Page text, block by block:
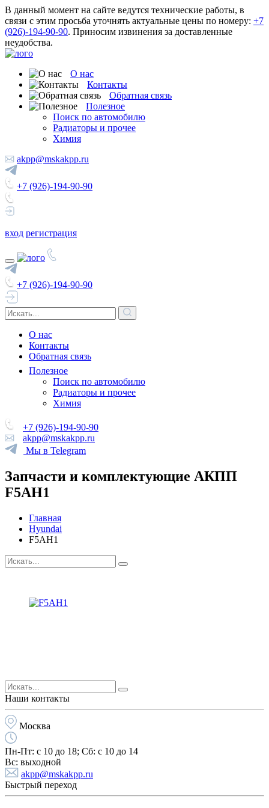
В данный момент на сайте ведутся технические работы, в
связи с этим просьба уточнять актуальные цены по номеру: +7
(926)-194-90-90. Приносим извинения за доставленные
неудобства.
О нас
Контакты
Обратная связь
Полезное
Поиск по автомобилю
Радиаторы и прочее
Химия
akpp@mskakpp.ru
+7 (926)-194-90-90
вход регистрация
+7 (926)-194-90-90
О нас
Контакты
Обратная связь
Полезное
Поиск по автомобилю
Радиаторы и прочее
Химия
+7 (926)-194-90-90
akpp@mskakpp.ru
Мы в Telegram
Запчасти и комплектующие АКПП
F5AH1
Главная
Hyundai
F5AH1
Наши контакты
Москва
Пн-Пт: с 10 до 18; Cб: с 10 до 14
Вс: выходной
akpp@mskakpp.ru
Быстрый переход